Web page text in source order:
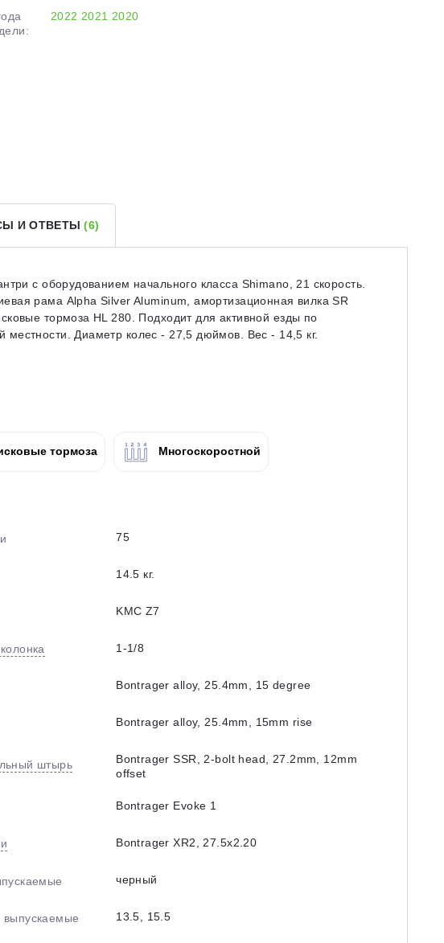
2022 2021 2020
И ОТВЕТЫ(6)
с оборудованием начального класса Shimano, 21 скорость.
рама Alpha Silver Aluminum, амортизационная вилка SR
тормоза HL 280. Подходит для активной езды по
местности. Диаметр колес - 27,5 дюймов. Вес - 14,5 кг.
тормоза Многоскоростной
75
14.5 кг.
KMC Z7
1-1/8
Bontrager alloy, 25.4mm, 15 degree
Bontrager alloy, 25.4mm, 15mm rise
штырь
Bontrager SSR, 2-bolt head, 27.2mm, 12mm
offset
Bontrager Evoke 1
Bontrager XR2, 27.5x2.20
черный
13.5, 15.5
раз в 2